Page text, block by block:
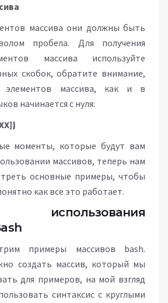
массива они должны быть
пробела. Для получения
массива используйте
скобок, обратите внимание,
элементов массива, как и в
начинается с нуля:
]}
моменты, которые будут вам
массивов, теперь нам
основные примеры, чтобы
как все это работает.
использования
примеры массивов bash.
создать массив, который мы
для примеров, на мой взгляд
синтаксис с круглыми